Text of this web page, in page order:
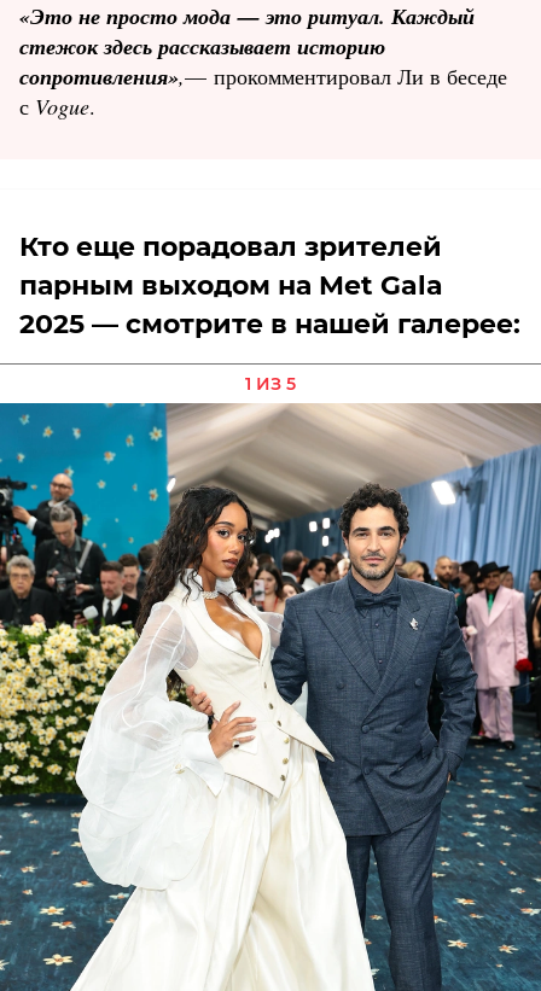
«Это не просто мода — это ритуал. Каждый
стежок здесь рассказывает историю
сопротивления»,— прокомментировал Ли в беседе
с Vogue.
Кто еще порадовал зрителей
парным выходом на Met Gala
2025 — смотрите в нашей галерее:
1 ИЗ 5